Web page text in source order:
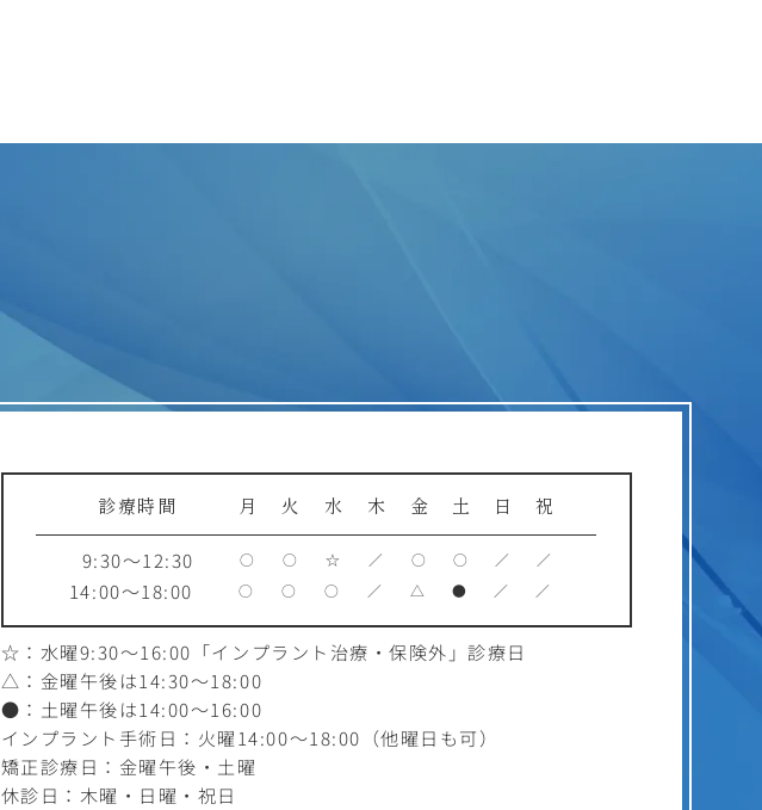
診療時間 月 火 水 木 金 土 日 祝
9:30～12:30 ○ ○ ☆ ／ ○ ○ ／ ／
14:00～18:00 ○ ○ ○ ／ △ ● ／ ／
☆：水曜9:30～16:00 「インプラント治療・保険外」診療日
△：金曜午後は14:30～18:00
●：土曜午後は14:00～16:00
インプラント手術日：火曜14:00～18:00（他曜日も可）
矯正診療日：金曜午後・土曜
休診日：木曜・日曜・祝日